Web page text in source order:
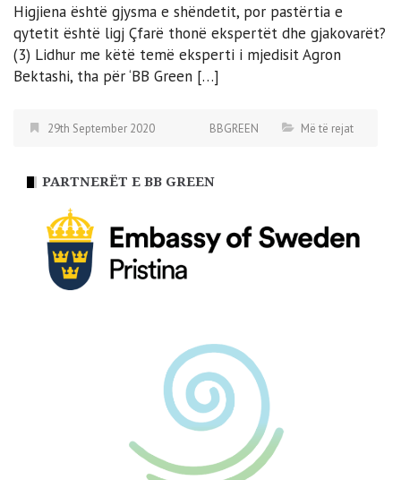
Higjiena është gjysma e shëndetit, por pastërtia e
qytetit është ligj Çfarë thonë ekspertët dhe gjakovarët?
(3) Lidhur me këtë temë eksperti i mjedisit Agron
Bektashi, tha për ‘BB Green […]
29th September 2020 BBGREEN Më të rejat
PARTNERËT E BB GREEN